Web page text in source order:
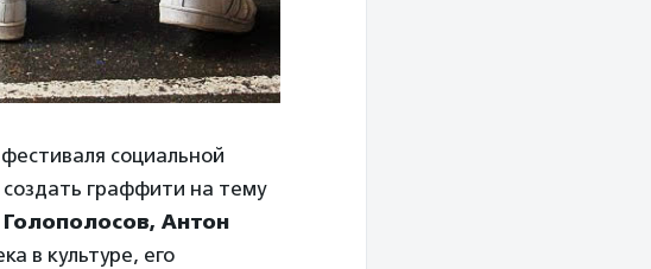
социальной
граффити на тему
Голополосов, Антон
в культуре, его